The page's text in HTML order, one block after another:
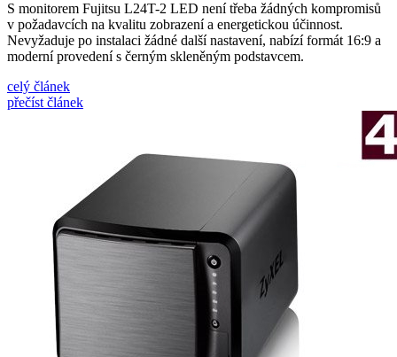
S monitorem Fujitsu L24T-2 LED není třeba žádných kompromisů
v požadavcích na kvalitu zobrazení a energetickou účinnost.
Nevyžaduje po instalaci žádné další nastavení, nabízí formát 16:9 a
moderní provedení s černým skleněným podstavcem.
celý článek
přečíst článek